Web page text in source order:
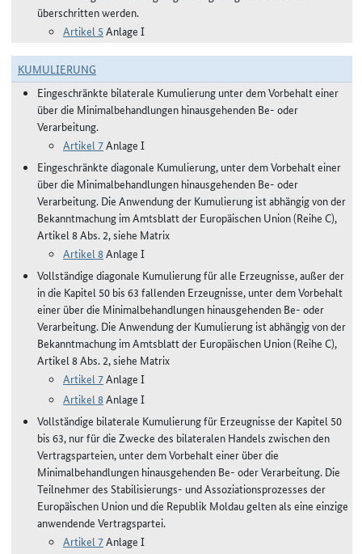
überschritten werden.
Artikel 5 Anlage I
KUMULIERUNG
Eingeschränkte bilaterale Kumulierung unter dem Vorbehalt einer
über die Minimalbehandlungen hinausgehenden Be- oder
Verarbeitung.
Artikel 7Anlage I
Eingeschränkte diagonale Kumulierung, unter dem Vorbehalt einer
über die Minimalbehandlungen hinausgehenden Be- oder
Verarbeitung. Die Anwendung der Kumulierung ist abhängig von der
Bekanntmachung im Amtsblatt der Europäischen Union (Reihe C),
Artikel 8 Abs. 2, siehe Matrix
Artikel 8Anlage I
Vollständige diagonale Kumulierung für alle Erzeugnisse, außer der
in die Kapitel 50 bis 63 fallenden Erzeugnisse, unter dem Vorbehalt
einer über die Minimalbehandlungen hinausgehenden Be- oder
Verarbeitung. Die Anwendung der Kumulierung ist abhängig von der
Bekanntmachung im Amtsblatt der Europäischen Union (Reihe C),
Artikel 8 Abs. 2, siehe Matrix
Artikel 7Anlage I
Artikel 8Anlage I
Vollständige bilaterale Kumulierung für Erzeugnisse der Kapitel 50
bis 63, nur für die Zwecke des bilateralen Handels zwischen den
Vertragsparteien, unter dem Vorbehalt einer über die
Minimalbehandlungen hinausgehenden Be- oder Verarbeitung. Die
Teilnehmer des Stabilisierungs- und Assoziationsprozesses der
Europäischen Union und die Republik Moldau gelten als eine einzige
anwendende Vertragspartei.
Artikel 7Anlage I